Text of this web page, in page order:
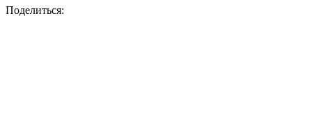
Поделиться: